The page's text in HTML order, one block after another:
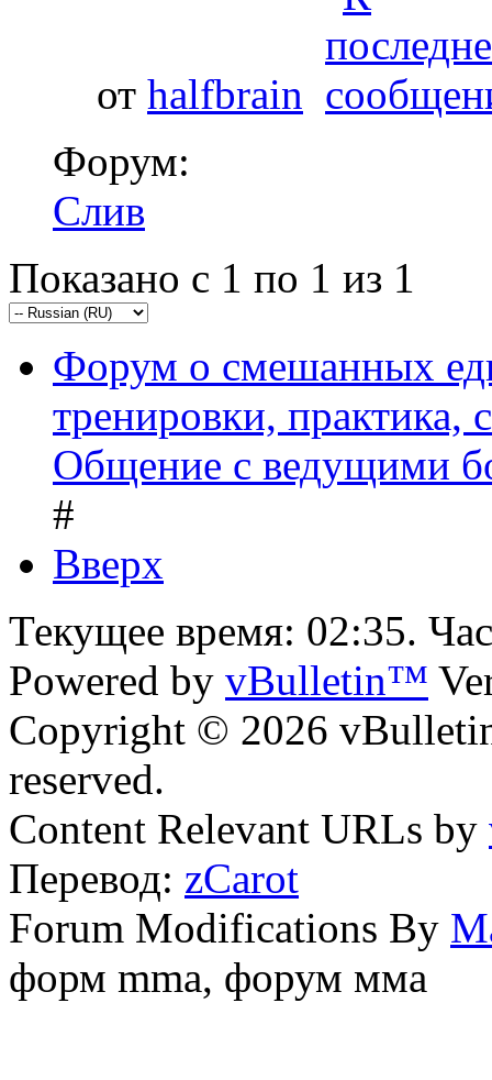
от halfbrain
Форум:
Слив
Показано с 1 по 1 из 1
Форум о смешанных
тренировки, практика,
Общение с ведущими
#
Вверх
Текущее время: 02:35.
Powered by vBulletin™
Copyright © 2026
reserved.
Content Relevant URLs by
Перевод: zCarot
Forum Modifications By
форм mma, форум мма